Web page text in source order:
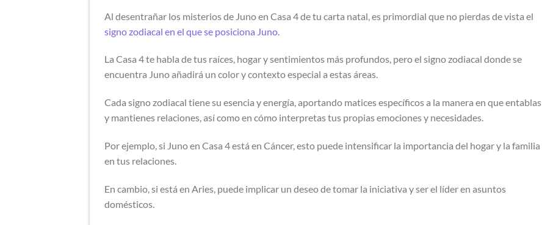
Al desentrañar los misterios de Juno en Casa 4 de tu carta natal, es primordial que no pierdas de vista el
signo zodiacal en el que se posiciona Juno
La Casa 4 te habla de tus raíces, hogar y sentimientos más profundos, pero el signo zodiacal donde se
encuentra Juno añadirá un color y contexto especial a estas áreas.
Cada signo zodiacal tiene su esencia y energía, aportando matices específicos a la manera en que entablas
y mantienes relaciones, así como en cómo interpretas tus propias emociones y necesidades.
Por ejemplo, si Juno en Casa 4 está en Cáncer, esto puede intensificar la importancia del hogar y la familia
en tus relaciones.
En cambio, si está en Aries, puede implicar un deseo de tomar la iniciativa y ser el líder en asuntos
domésticos.